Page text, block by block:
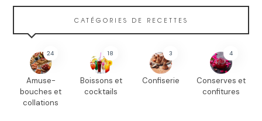
CATÉGORIES DE RECETTES
24
Amuse-
bouches et
collations
18
Boissons et
cocktails
3
Confiserie
4
Conserves et
confitures